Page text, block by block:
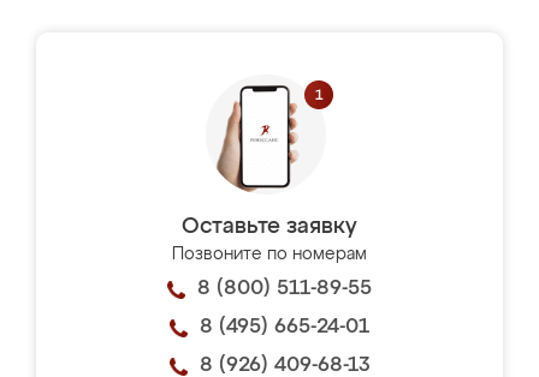
Оставьте заявку
Позвоните по номерам
8 (800) 511-89-55
8 (495) 665-24-01
8 (926) 409-68-13